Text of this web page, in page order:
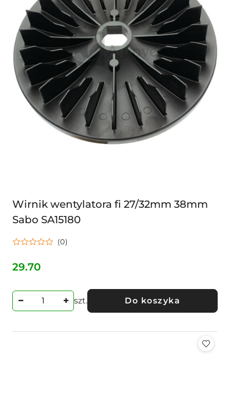
Wirnik wentylatora fi 27/32mm 38mm
Sabo SA15180
(0)
Cena:
29.70
szt. Do koszyka